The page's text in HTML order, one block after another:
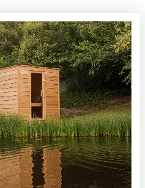
24
מ"מ
רוחב
יחידת
זכוכית
מודבקת,
45.6
ק"ג
משקל
יחידת
זכוכית,
717
ש"ח